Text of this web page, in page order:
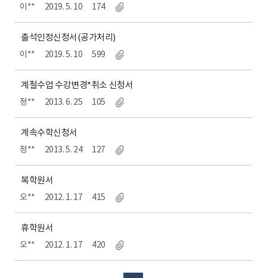
이** 2019. 5. 10 174
출석인정신청서(공가처리)
이** 2019. 5. 10 599
계절수업 수강변경*취소 신청서
정** 2013. 6. 25 105
계속수학신청서
정** 2013. 5. 24 127
복학원서
오** 2012. 1. 17 415
휴학원서
오** 2012. 1. 17 420